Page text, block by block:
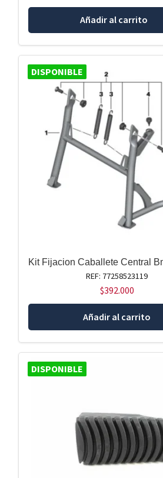
Añadir al carrito
DISPONIBLE
Kit Fijacion Caballete Central
REF: 77258523119
$392.000
Añadir al carrito
DISPONIBLE